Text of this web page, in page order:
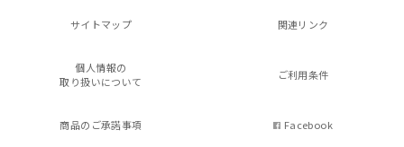
サイトマップ 関連リンク
個人情報の
取り扱いについて
ご利用条件
商品のご承諾事項 Facebook